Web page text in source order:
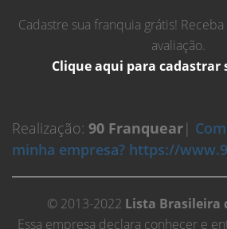
Cadastre sua franquia grátis!
avaliação.
Clique aqui para cadastrar
Realização: 90 Franquear|
minha empresa? https://
© 2013-2022 Lista Brasileira
Essa empresa declara conhecer e